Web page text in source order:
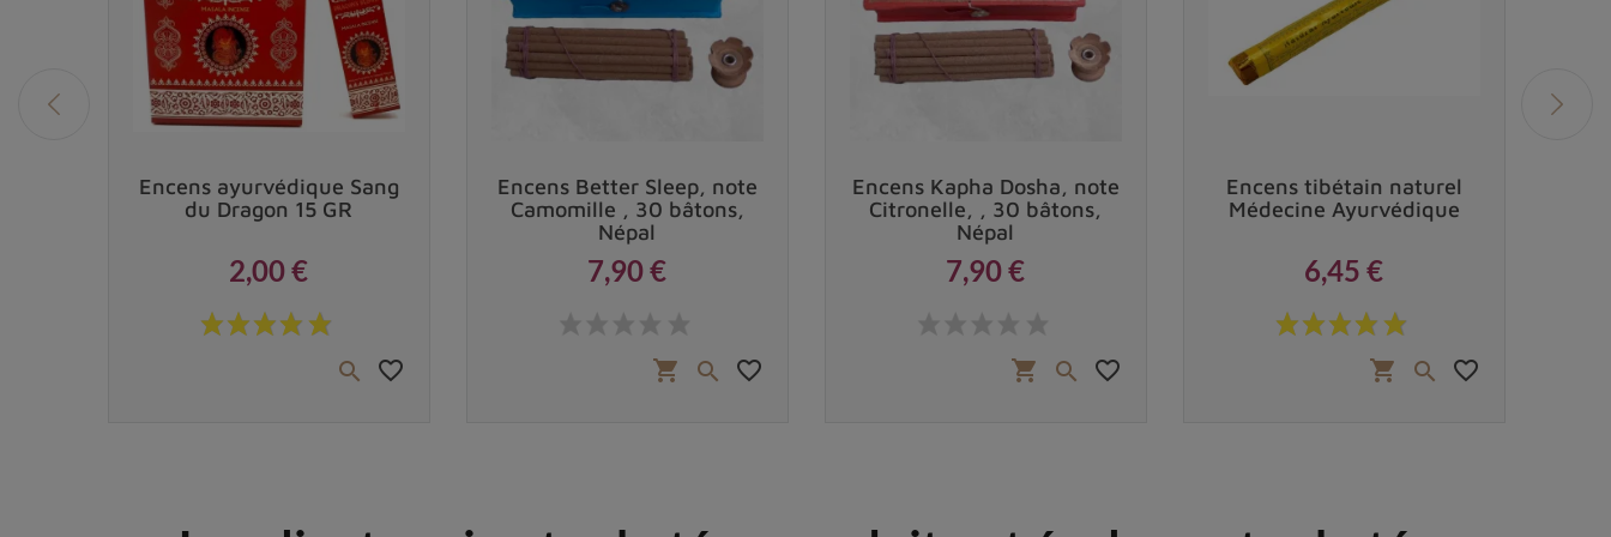
Encens ayurvédique Sang
du Dragon 15 GR
Prix
2,00 €
 favorite_border
Encens Better Sleep, note
Camomille , 30 bâtons,
Népal
7,90 €
shopping_cart  favorite_border
Encens Kapha Dosha, note
Citronelle, , 30 bâtons,
Népal
7,90 €
shopping_cart  favorite_border
Encens tibétain naturel
Médecine Ayurvédique
Prix
6,45 €
shopping_cart  favorite_border